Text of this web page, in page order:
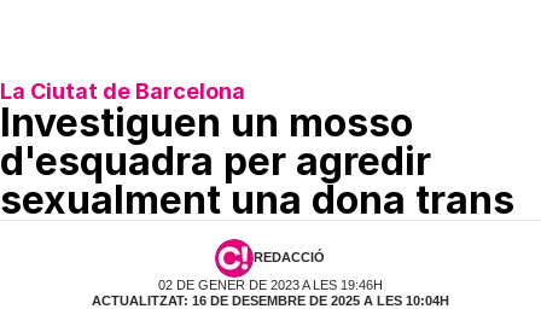
La Ciutat de Barcelona
Investiguen un mosso
d'esquadra per agredir
sexualment una dona trans
REDACCIÓ
02 DE GENER DE 2023 A LES 19:46H
ACTUALITZAT: 16 DE DESEMBRE DE 2025 A LES 10:04H